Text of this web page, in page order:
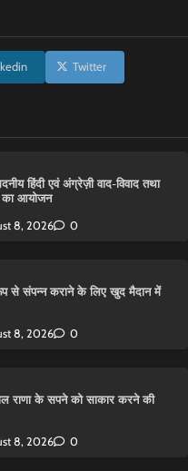
Twitter
हिंदी एवं अंग्रेज़ी वाद-विवाद तथा
का आयोजन
8, 2026 0
से संपन्न कराने के लिए खुद मैदान में
8, 2026 0
राणा के सपने को साकार करने की
8, 2026 0